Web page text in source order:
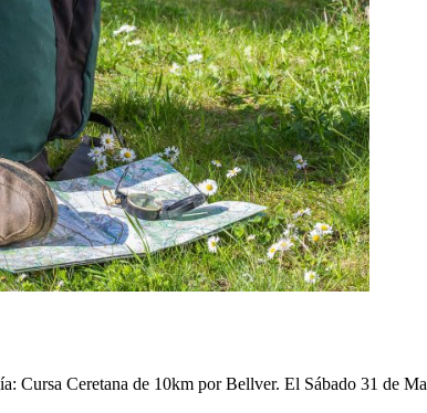
Cursa Ceretana de 10km por Bellver. El Sábado 31 de